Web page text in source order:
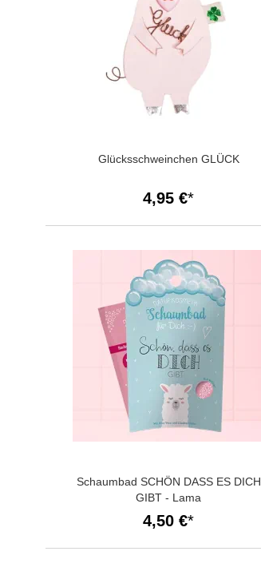
Glücksschweinchen GLÜCK
4,95 €
Schaumbad SCHÖN DASS ES DICH
GIBT - Lama
4,50 €